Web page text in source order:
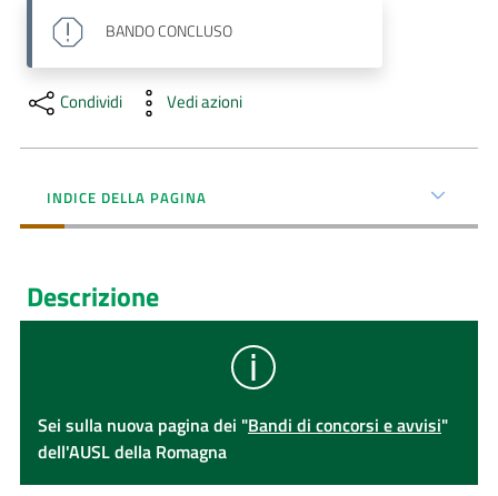
Comunica
BANDOCONCLUSO
Condividi Vedi azioni
INDICE DELLA PAGINA
Descrizione
Sei sulla nuova pagina dei "Bandi di concorsi e avvisi"
dell'AUSL della Romagna